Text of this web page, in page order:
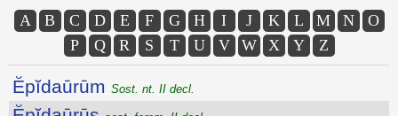
A B C D E F G H I J K L M N
O
P
Q R S T U V W X Y Z
Ĕpĭdaūrūm Sost. nt. II decl.